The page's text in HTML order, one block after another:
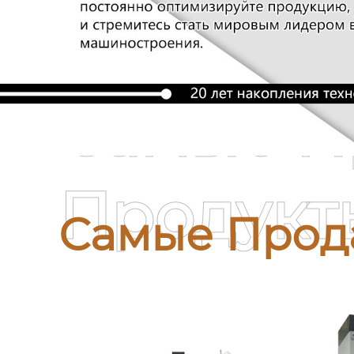
Самые
Самые